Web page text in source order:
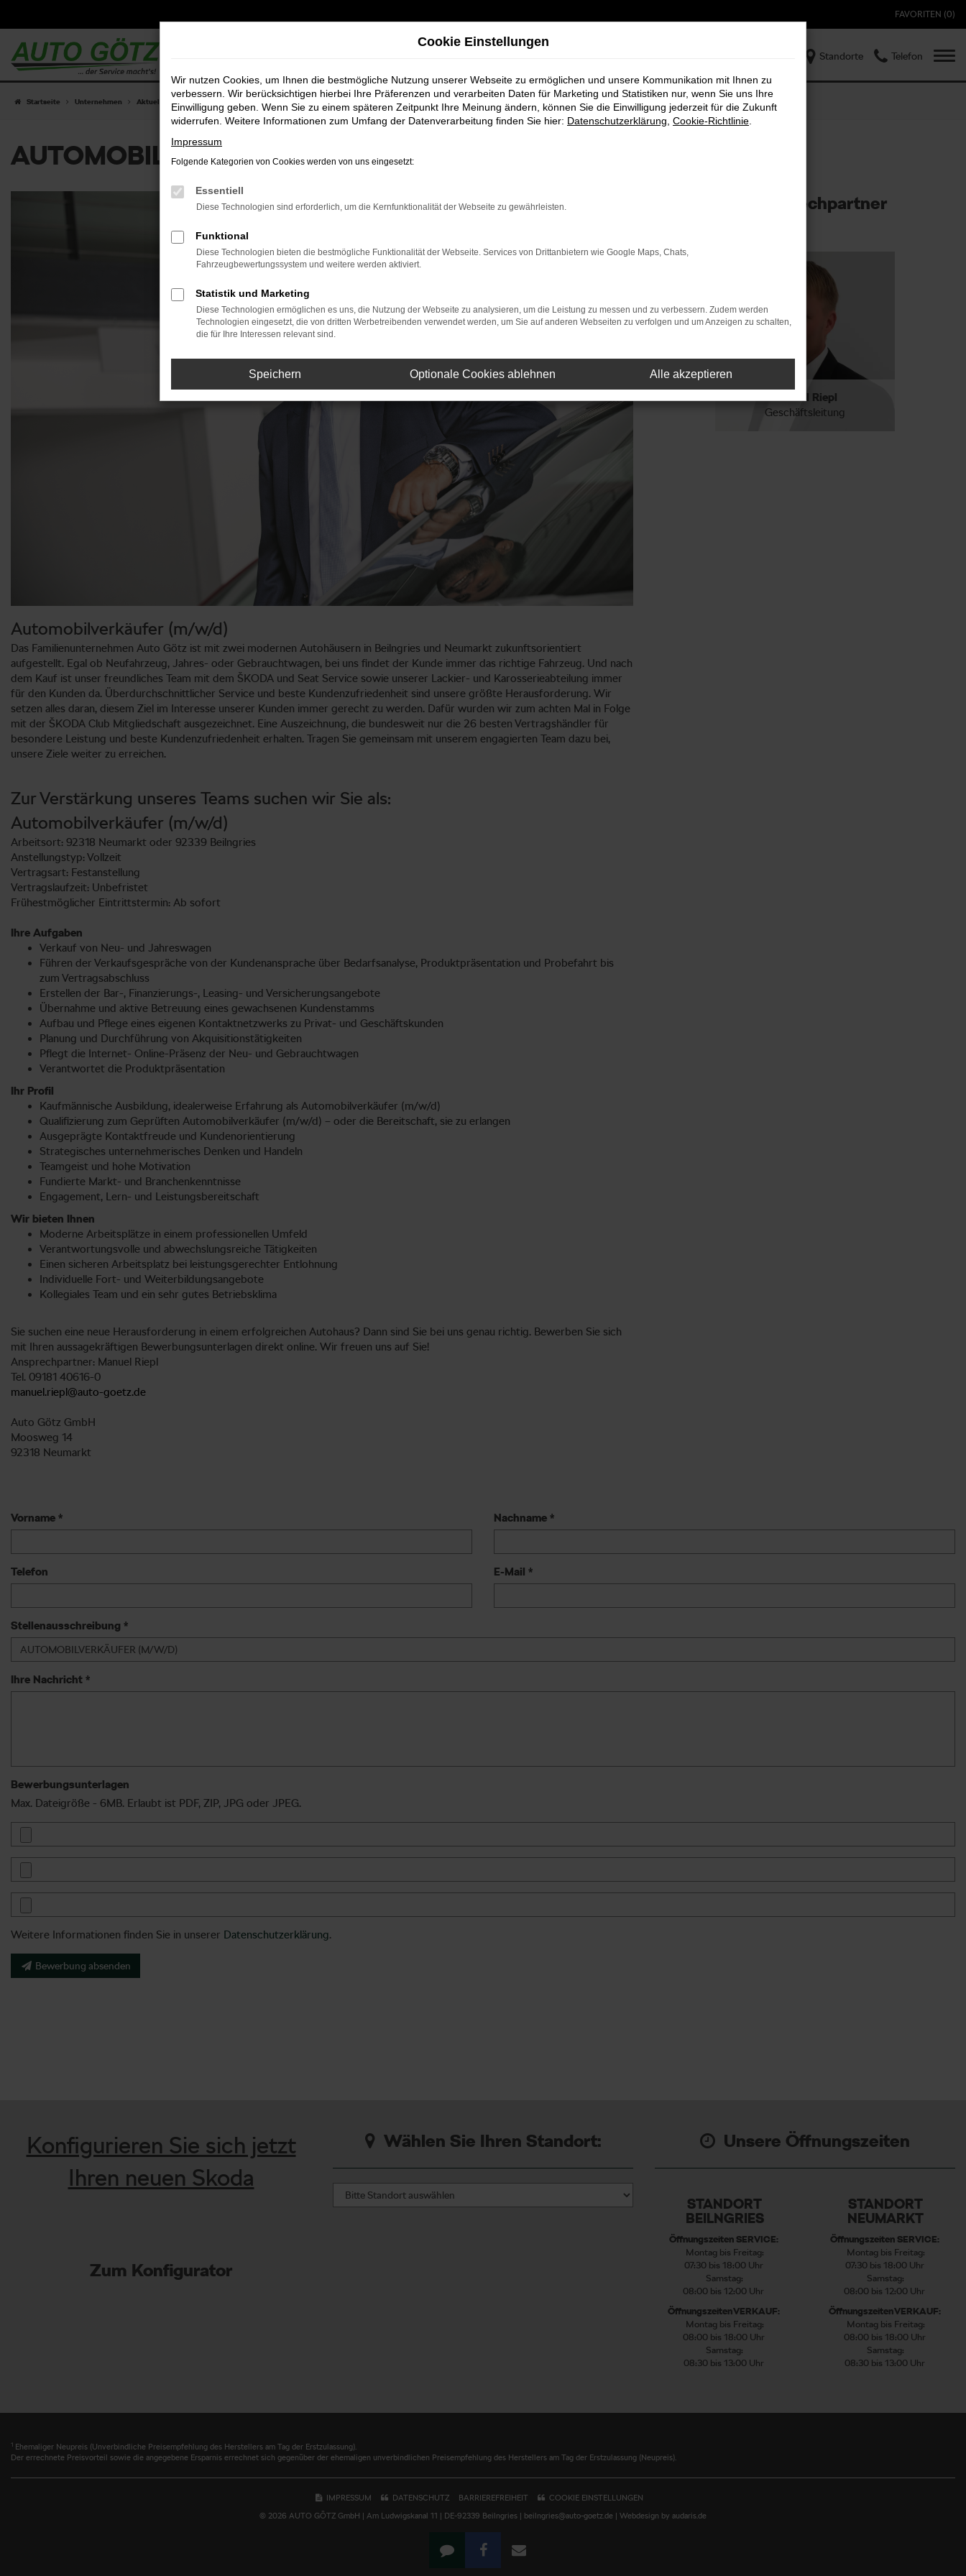
springen
FAVORITEN (0)
Standorte Telefon
Startseite Unternehmen Aktuelles und Angebote
AUTOMOBILVERKÄUFER (M/W/D)
Automobilverkäufer (m/w/d)
Das Familienunternehmen Auto Götz ist mit zwei modernen Autohäusern in Beilngries und Neumarkt zukunftsorientiert
aufgestellt. Egal ob Neufahrzeug, Jahres- oder Gebrauchtwagen, bei uns findet der Kunde immer das richtige Fahrzeug. Und nach
dem Kauf ist unser freundliches Team mit dem ŠKODA und Seat Service sowie unserer Lackier- und Karosserieabteilung immer
für den Kunden da. Überdurchschnittlicher Service und beste Kundenzufriedenheit sind unsere größte Herausforderung. Wir
setzen alles daran, diesem Ziel im Interesse unserer Kunden immer gerecht zu werden. Dafür wurden wir zum achten Mal in Folge
mit der ŠKODA Club Mitgliedschaft ausgezeichnet. Eine Auszeichnung, die bundesweit nur die 26 besten Vertragshändler für
besondere Leistung und beste Kundenzufriedenheit erhalten. Tragen Sie gemeinsam mit unserem engagierten Team dazu bei,
unsere Ziele weiter zu erreichen.
Zur Verstärkung unseres Teams suchen wir Sie als:
Automobilverkäufer (m/w/d)
Arbeitsort: 92318 Neumarkt oder 92339 Beilngries
Anstellungstyp: Vollzeit
Vertragsart: Festanstellung
Vertragslaufzeit: Unbefristet
Frühestmöglicher Eintrittstermin: Ab sofort
Ihre Aufgaben
Verkauf von Neu- und Jahreswagen
Führen der Verkaufsgespräche von der Kundenansprache über Bedarfsanalyse, Produktpräsentation und Probefahrt bis
zum Vertragsabschluss
Erstellen der Bar-, Finanzierungs-, Leasing- und Versicherungsangebote
Übernahme und aktive Betreuung eines gewachsenen Kundenstamms
Aufbau und Pflege eines eigenen Kontaktnetzwerks zu Privat- und Geschäftskunden
Planung und Durchführung von Akquisitionstätigkeiten
Pflegt die Internet- Online-Präsenz der Neu- und Gebrauchtwagen
Verantwortet die Produktpräsentation
Ihr Profil
Kaufmännische Ausbildung, idealerweise Erfahrung als Automobilverkäufer (m/w/d)
Qualifizierung zum Geprüften Automobilverkäufer (m/w/d) – oder die Bereitschaft, sie zu erlangen
Ausgeprägte Kontaktfreude und Kundenorientierung
Strategisches unternehmerisches Denken und Handeln
Teamgeist und hohe Motivation
Fundierte Markt- und Branchenkenntnisse
Engagement, Lern- und Leistungsbereitschaft
Wir bieten Ihnen
Moderne Arbeitsplätze in einem professionellen Umfeld
Verantwortungsvolle und abwechslungsreiche Tätigkeiten
Einen sicheren Arbeitsplatz bei leistungsgerechter Entlohnung
Individuelle Fort- und Weiterbildungsangebote
Kollegiales Team und ein sehr gutes Betriebsklima
Sie suchen eine neue Herausforderung in einem erfolgreichen Autohaus? Dann sind Sie bei uns genau richtig. Bewerben Sie sich
mit Ihren aussagekräftigen Bewerbungsunterlagen direkt online. Wir freuen uns auf Sie!
Ansprechpartner: Manuel Riepl
Tel. 09181 40616-0
manuel.riepl@auto-goetz.de
Auto Götz GmbH
Moosweg 14
92318 Neumarkt
Ihr Ansprechpartner
Manuel Riepl
Geschäftsleitung
Vorname * Nachname *
Telefon E-Mail *
Stellenausschreibung *
Ihre Nachricht *
Bewerbungsunterlagen
Max. Dateigröße - 6MB. Erlaubt ist PDF, ZIP, JPG oder JPEG.
Weitere Informationen finden Sie in unserer Datenschutzerklärung.
Bewerbung absenden
Konfigurieren Sie sich jetzt
Ihren neuen Skoda
Zum Konfigurator
Wählen Sie Ihren Standort: Unsere Öffnungszeiten
STANDORT
BEILNGRIES
Öffnungszeiten SERVICE:
Montag bis Freitag:
07:30 bis 18:00 Uhr
Samstag:
08:00 bis 12:00 Uhr
Öffnungszeiten VERKAUF:
Montag bis Freitag:
08:00 bis 18:00 Uhr
Samstag:
08:30 bis 13:00 Uhr
STANDORT
NEUMARKT
Öffnungszeiten SERVICE:
Montag bis Freitag:
07:30 bis 18:00 Uhr
Samstag:
08:00 bis 12:00 Uhr
Öffnungszeiten VERKAUF:
Montag bis Freitag:
08:00 bis 18:00 Uhr
Samstag:
08:30 bis 13:00 Uhr
1 Ehemaliger Neupreis (Unverbindliche Preisempfehlung des Herstellers am Tag der Erstzulassung).
Der errechnete Preisvorteil sowie die angegebene Ersparnis errechnet sich gegenüber der ehemaligen unverbindlichen Preisempfehlung des Herstellers am Tag der Erstzulassung (Neupreis).
IMPRESSUM DATENSCHUTZ BARRIEREFREIHEIT
COOKIE EINSTELLUNGEN
© 2026 AUTO GÖTZ GmbH | Am Ludwigskanal 11 | DE-92339 Beilngries | beilngries@auto-goetz.de | Webdesign by audaris.de
Cookie Einstellungen
Wir nutzen Cookies, um Ihnen die bestmögliche Nutzung unserer Webseite zu ermöglichen und unsere Kommunikation mit Ihnen zu
verbessern. Wir berücksichtigen hierbei Ihre Präferenzen und verarbeiten Daten für Marketing und Statistiken nur, wenn Sie uns Ihre
Einwilligung geben. Wenn Sie zu einem späteren Zeitpunkt Ihre Meinung ändern, können Sie die Einwilligung jederzeit für die Zukunft
widerrufen. Weitere Informationen zum Umfang der Datenverarbeitung finden Sie hier: Datenschutzerklärung Cookie-Richtlinie
Impressum
Folgende Kategorien von Cookies werden von uns eingesetzt:
Essentiell
Diese Technologien sind erforderlich, um die Kernfunktionalität der Webseite zu gewährleisten.
Funktional
Diese Technologien bieten die bestmögliche Funktionalität der Webseite. Services von Drittanbietern wie Google Maps, Chats,
Fahrzeugbewertungssystem und weitere werden aktiviert.
Statistik und Marketing
Diese Technologien ermöglichen es uns, die Nutzung der Webseite zu analysieren, um die Leistung zu messen und zu verbessern. Zudem werden
Technologien eingesetzt, die von dritten Werbetreibenden verwendet werden, um Sie auf anderen Webseiten zu verfolgen und um Anzeigen zu schalten,
die für Ihre Interessen relevant sind.
Speichern Optionale Cookies ablehnen Alle akzeptieren